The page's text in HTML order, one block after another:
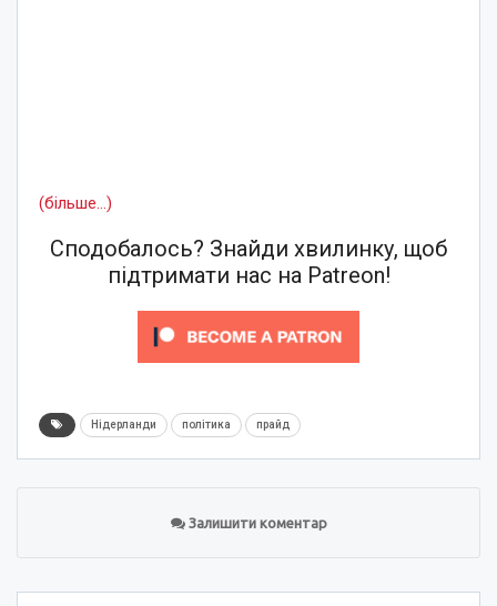
(більше…)
Сподобалось? Знайди хвилинку, щоб
підтримати нас на Patreon!
Нідерланди політика прайд
Залишити коментар